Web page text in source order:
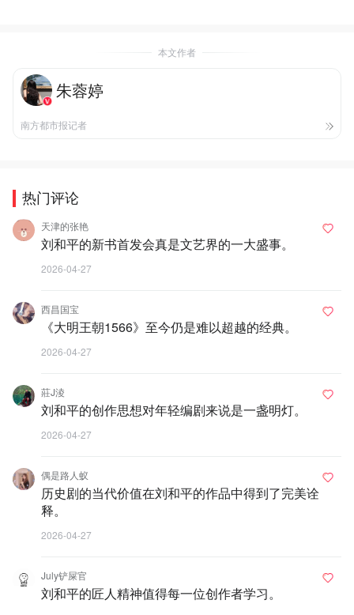
本文作者
朱蓉婷
南方都市报记者
热门评论
天津的张艳
刘和平的新书首发会真是文艺界的一大盛事。
2026-04-27
西昌国宝
《大明王朝1566》至今仍是难以超越的经典。
2026-04-27
莊J淩
刘和平的创作思想对年轻编剧来说是一盏明灯。
2026-04-27
偶是路人蚁
历史剧的当代价值在刘和平的作品中得到了完美诠
释。
2026-04-27
July铲屎官
刘和平的匠人精神值得每一位创作者学习。